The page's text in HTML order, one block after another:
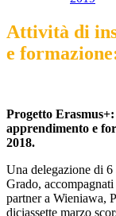
Attività di
e
Progetto
apprendimento e
2018.
Una delegazione di
Grado,
partner a Wieniawa,
diciassette marzo